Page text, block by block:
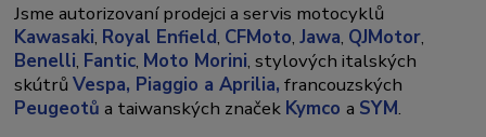
Jsme autorizovaní prodejci a servis motocyklů
Kawasaki, Royal Enfield, CFMoto,Jawa, QJMotor,
Benelli, Fantic, Moto Morini, stylových italských
skútrůVespa, Piaggio a Aprilia, francouzských
Peugeotů a taiwanských značek Kymcoa SYM.